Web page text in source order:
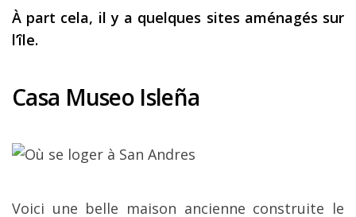
À part cela, il y a quelques sites aménagés sur
l’île.
Casa Museo Isleña
Voici une belle maison ancienne construite le